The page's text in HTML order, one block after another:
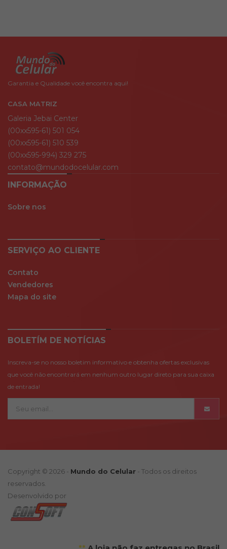
Garantia e Qualidade você encontra aqui!
CASA MATRIZ
Galeria Jebai Center
(00xx595-61) 501 054
(00xx595-61) 510 539
(00xx595-994) 329 275
contato@mundodocelular.com
INFORMAÇÃO
Sobre nos
SERVIÇO AO CLIENTE
Contato
Vendedores
Mapa do site
BOLETÍM DE NOTÍCIAS
Inscreva-se no nosso boletim informativo e obtenha ofertas exclusivas
que você não encontrará em nenhum outro lugar direto para sua caixa
de entrada!
Copyright © 2026 - Mundo do Celular - Todos os direitos
reservados.
Desenvolvido por